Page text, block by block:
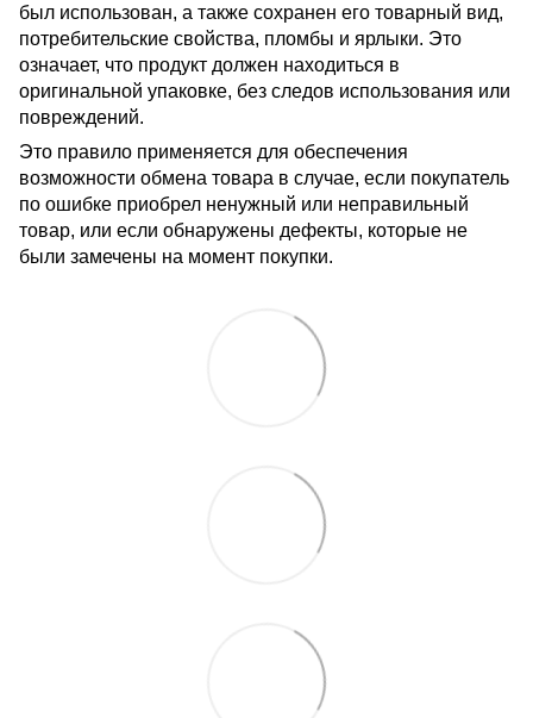
был использован, а также сохранен его товарный вид,
потребительские свойства, пломбы и ярлыки. Это
означает, что продукт должен находиться в
оригинальной упаковке, без следов использования или
повреждений.
Это правило применяется для обеспечения
возможности обмена товара в случае, если покупатель
по ошибке приобрел ненужный или неправильный
товар, или если обнаружены дефекты, которые не
были замечены на момент покупки.